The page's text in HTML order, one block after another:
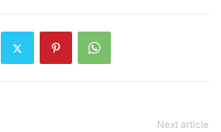
Next article